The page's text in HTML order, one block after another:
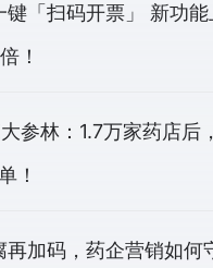
键「扫码开票」 新功
！
参林：1.7万家药店后
！
再加码，药企营销如何